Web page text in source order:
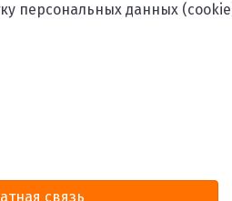
персональных данных
связь